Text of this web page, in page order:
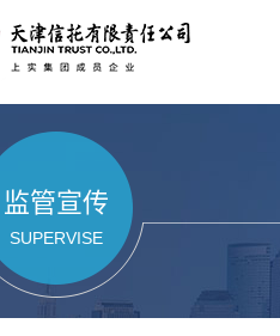
监管宣传
SUPERVISE